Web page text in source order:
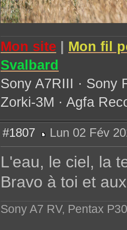
Mon site
Mon fil
Svalbard
Sony A7RIII · Sony
Zorki-3M · Agfa
#1807
e
Lun 02 Fév
L'eau, le ciel, la
Bravo à toi et
Sony A7 RV, Pentax